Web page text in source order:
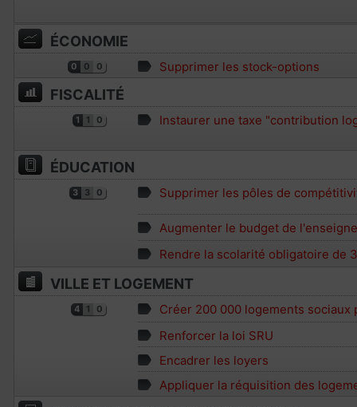
ÉCONOMIE
0 0 0 Supprimer les stock-options
FISCALITÉ
1 1 0 Instaurer une taxe "contribution
ÉDUCATION
3 3 0 Supprimer les pôles de
Augmenter le budget de
Rendre la scolarité obligatoire de
VILLE ET LOGEMENT
4 1 0
Créer 200 000 logements sociaux
Renforcer la loi SRU
Encadrer les loyers
Appliquer la réquisition des